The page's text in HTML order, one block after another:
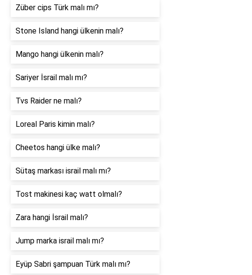
Züber cips Türk malı mı?
Stone Island hangi ülkenin malı?
Mango hangi ülkenin malı?
Sariyer İsrail malı mı?
Tvs Raider ne malı?
Loreal Paris kimin malı?
Cheetos hangi ülke malı?
Sütaş markası israil malı mı?
Tost makinesi kaç watt olmalı?
Zara hangi İsrail malı?
Jump marka israil malı mı?
Eyüp Sabri şampuan Türk malı mı?